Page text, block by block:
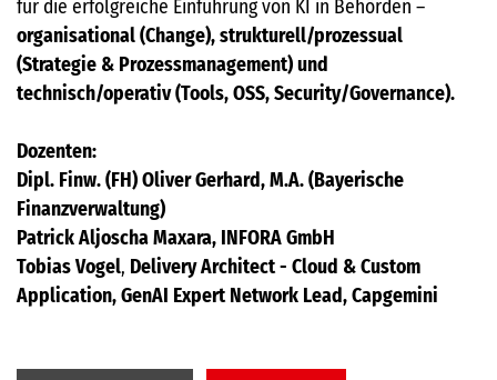
für die erfolgreiche Einführung von KI in Behörden –
organisational (Change), strukturell/prozessual
(Strategie & Prozessmanagement) und
technisch/operativ (Tools, OSS, Security/Governance).
Dozenten:
Dipl. Finw. (FH) Oliver Gerhard, M.A. (Bayerische
Finanzverwaltung)
Patrick Aljoscha Maxara, INFORA GmbH
Tobias Vogel, Delivery Architect - Cloud & Custom
Application, GenAI Expert Network Lead, Capgemini